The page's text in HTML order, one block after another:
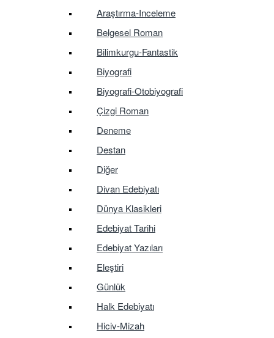
Araştırma-Inceleme
Belgesel Roman
Bilimkurgu-Fantastik
Biyografi
Biyografi-Otobiyografi
Çizgi Roman
Deneme
Destan
Diğer
Divan Edebiyatı
Dünya Klasikleri
Edebiyat Tarihi
Edebiyat Yazıları
Eleştiri
Günlük
Halk Edebiyatı
Hiciv-Mizah